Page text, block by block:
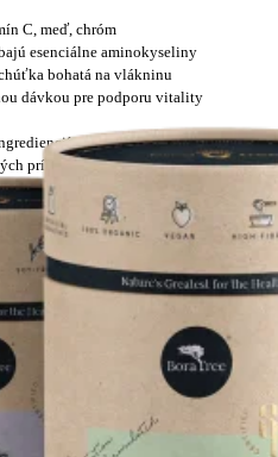
C, meď, chróm
esenciálne aminokyseliny
bohatá na vlákninu
dávkou pre podporu vitality
v 100% BIO kvalite bez
príchutí a konzervantov